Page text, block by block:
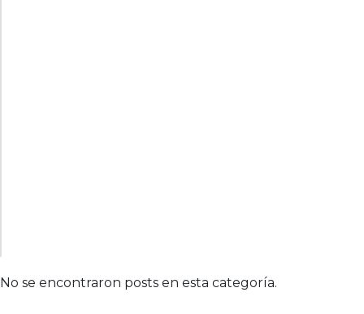
No se encontraron posts en esta categoría.